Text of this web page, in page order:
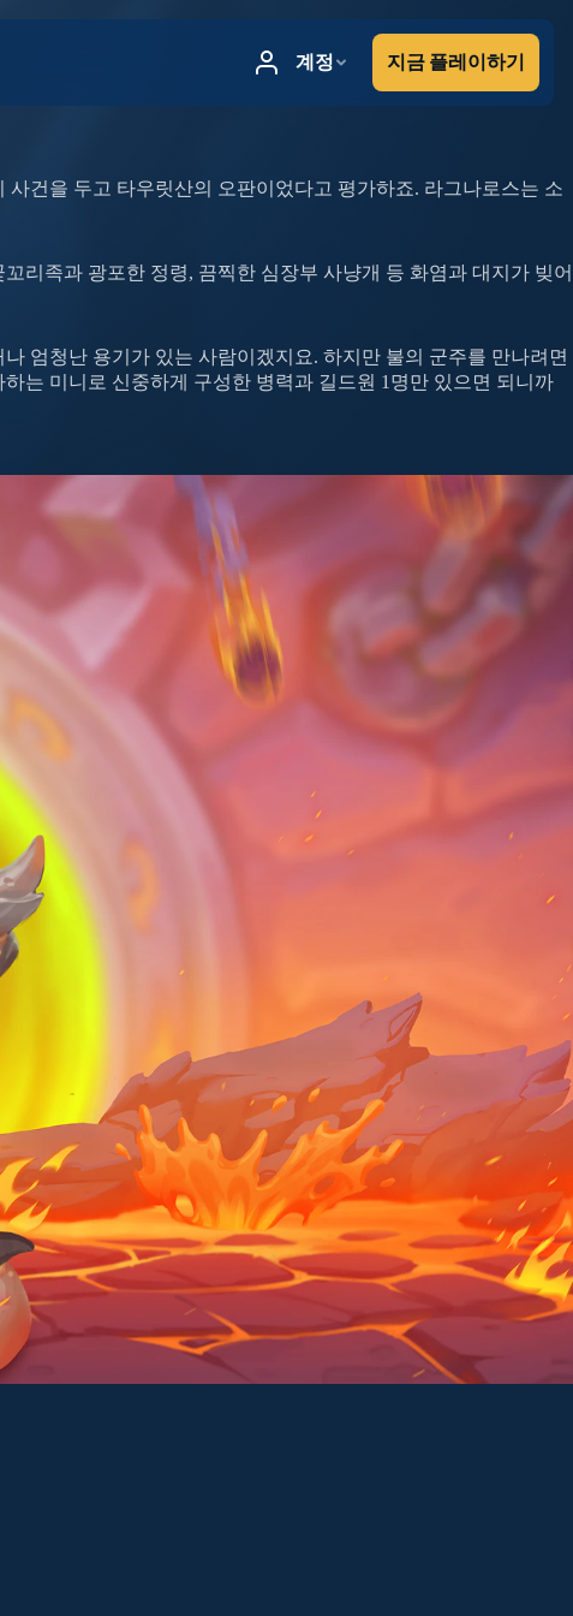
건을 두고 타우릿산의 오판이었다고 평가하죠. 라그나로스는 소
리족과 광포한 정령, 끔찍한 심장부 사냥개 등 화염과 대지가 빚어
엄청난 용기가 있는 사람이겠지요. 하지만 불의 군주를 만나려면
는 미니로 신중하게 구성한 병력과 길드원 1명만 있으면 되니까